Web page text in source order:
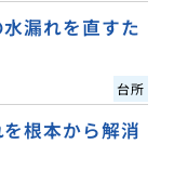
漏れを直すた
台所
根本から解消